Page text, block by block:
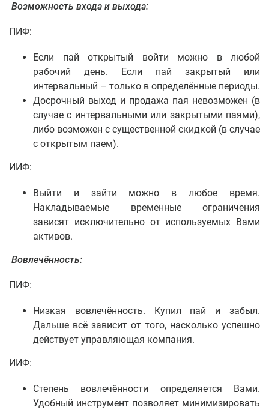
Возможность входа и выхода:
ПИФ:
Если пай открытый войти можно в любой
рабочий день. Если пай закрытый или
интервальный – только в определённые периоды.
Досрочный выход и продажа пая невозможен (в
случае с интервальными или закрытыми паями),
либо возможен с существенной скидкой (в случае
с открытым паем).
ИИФ:
Выйти и зайти можно в любое время.
Накладываемые временные ограничения
зависят исключительно от используемых Вами
активов.
Вовлечённость:
ПИФ:
Низкая вовлечённость. Купил пай и забыл.
Дальше всё зависит от того, насколько успешно
действует управляющая компания.
ИИФ:
Степень вовлечённости определяется Вами.
Удобный инструмент позволяет минимизировать